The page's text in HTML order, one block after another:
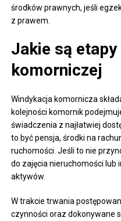
środków prawnych, jeśli
z prawem.
Jakie są
komorniczej
Windykacja komornicza
kolejności komornik
świadczenia z najłatwiej
to być pensja, środki na
ruchomości. Jeśli to nie
do zajęcia nieruchomości lub
aktywów.
W trakcie trwania
czynności oraz dokonywane